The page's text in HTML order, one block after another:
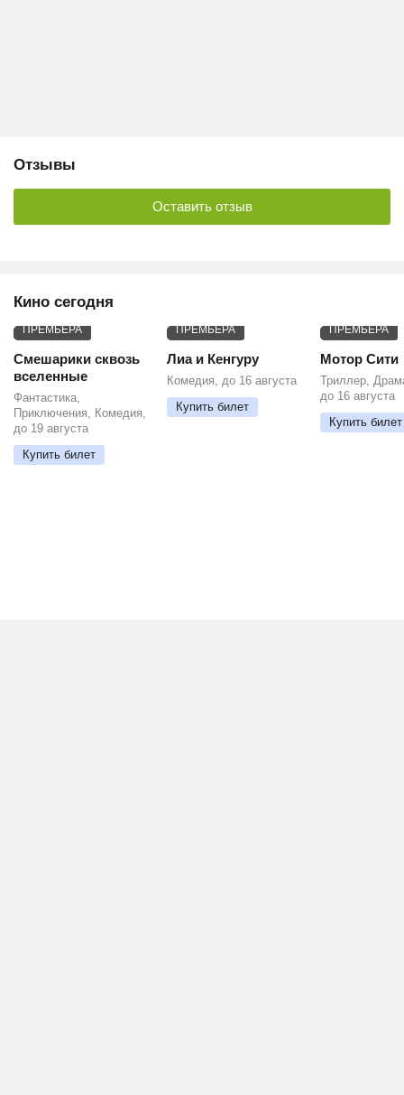
Отзывы
Оставить отзыв
Кино сегодня
ПРЕМЬЕРА
Смешарики сквозь
вселенные
Фантастика,
Приключения, Комедия,
до 19 августа
Купить билет
ПРЕМЬЕРА
Лиа и Кенгуру
Комедия, до 16 августа
Купить билет
ПРЕМЬЕРА
Мотор Сити
Триллер,
до 16 августа
Купить билет